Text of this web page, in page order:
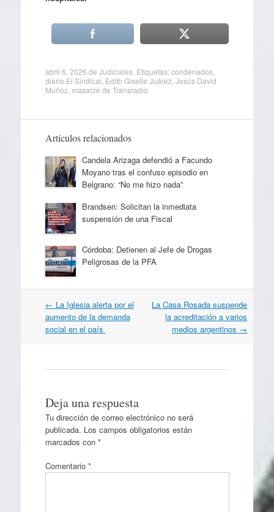
abril 6, 2026 de Judiciales. Etiquetas:condenados,
diario El Sindical Edith Giselle Juárez, Jesús David
Muñoz, masacre de Transradio
Artículos relacionados
Candela Arizaga defendió a Facundo
Moyano tras el confuso episodio en
Belgrano: “No me hizo nada”
Brandsen: Solicitan la inmediata
suspensión de una Fiscal
Córdoba: Detienen al Jefe de Drogas
Peligrosas de la PFA
Navegación
por
artículos
← La Iglesia alerta por el
aumento de la demanda
social en el país
La Casa Rosada suspende
la acreditación a varios
medios argentinos →
Deja una respuesta
Tu dirección de correo electrónico no será
publicada. Los campos obligatorios están
marcados con *
Comentario *